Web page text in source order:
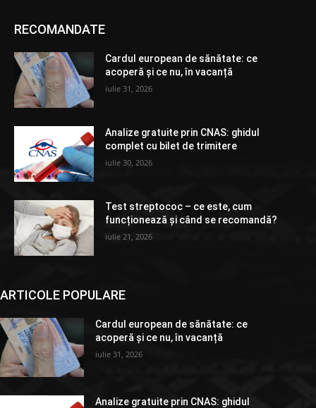
RECOMANDATE
Cardul european de sănătate: ce
acoperă și ce nu, în vacanță
iulie 31, 2026
Analize gratuite prin CNAS: ghidul
complet cu bilet de trimitere
iulie 30, 2026
Test streptococ – ce este, cum
funcționează și când se recomandă?
iulie 21, 2026
ARTICOLE POPULARE
Cardul european de sănătate: ce
acoperă și ce nu, în vacanță
iulie 31, 2026
Analize gratuite prin CNAS: ghidul